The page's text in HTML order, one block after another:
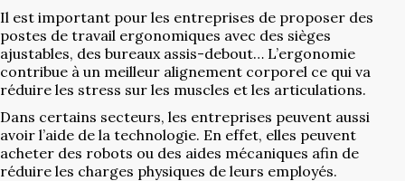
Il est important pour les entreprises de proposer des
postes de travail ergonomiques avec des sièges
ajustables, des bureaux assis-debout… L’ergonomie
contribue à un meilleur alignement corporel ce qui va
réduire les stress sur les muscles et les articulations.
Dans certains secteurs, les entreprises peuvent aussi
avoir l’aide de la technologie. En effet, elles peuvent
acheter des robots ou des aides mécaniques afin de
réduire les charges physiques de leurs employés.